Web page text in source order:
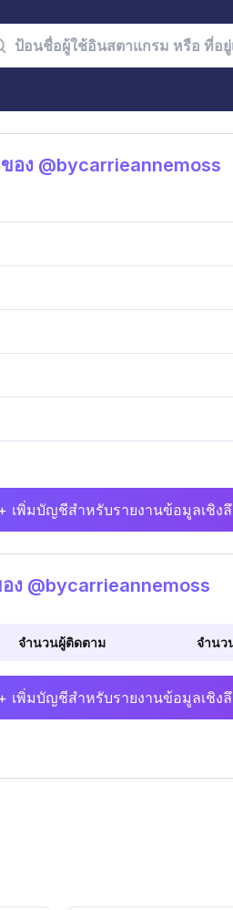
อง @bycarrieannemoss
เพิ่มบัญชีสำหรับรายงานข้อมูลเชิง
ง @bycarrieannemoss
จำนวนผู้ติดตาม จำนว
เพิ่มบัญชีสำหรับรายงานข้อมูลเชิง